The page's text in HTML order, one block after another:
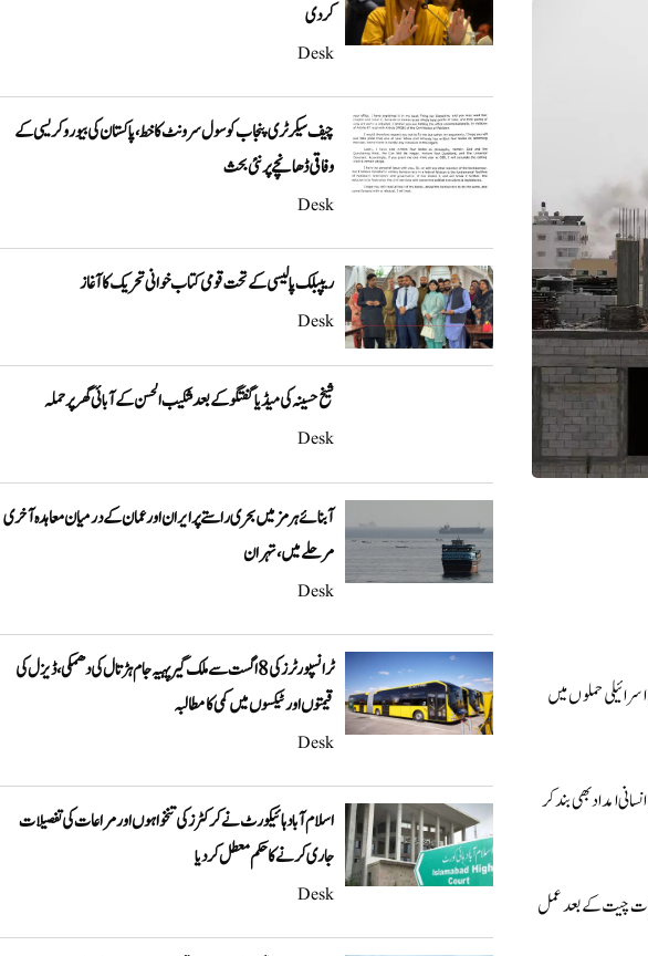
کر دی
Desk
چیف سیکرٹری پنجاب کو سول سرونٹ کا خط، پاکستان کی بیوروکریسی کے
وفاقی ڈھانچے پر نئی بحث
Desk
ریپبلک پالیسی کے تحت قومی کتاب خوانی تحریک کا آغاز
Desk
شیخ حسینہ کی میڈیا گفتگو کے بعد شکیب الحسن کے آبائی گھر پر حملہ
Desk
آبنائے ہرمز میں بحری راستے پر ایران اور عمان کے درمیان معاہدہ آخری
مرحلے میں، تہران
Desk
ٹرانسپورٹرز کی 8 اگست سے ملک گیر پہیہ جام ہڑتال کی دھمکی، ڈیزل کی
قیمتوں اور ٹیکسوں میں کمی کا مطالبہ
Desk
اسلام آباد ہائیکورٹ نے کرکٹرز کی تنخواہوں اور مراعات کی تفصیلات
جاری کرنے کا حکم معطل کر دیا
Desk
حملوں میں
امداد بھی بند کر
بات چیت کے بعد عمل